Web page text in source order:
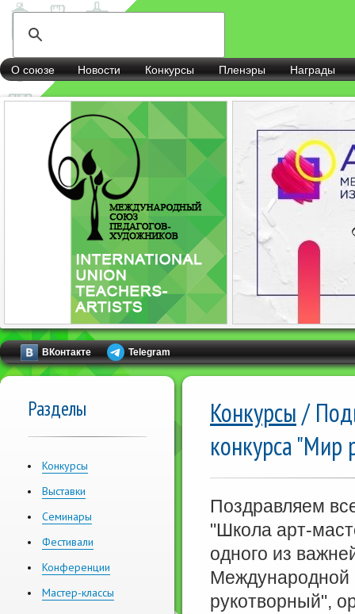
О союзе Новости Конкурсы Пленэры Награды
ВКонтакте Telegram
Разделы
Конкурсы
Выставки
Семинары
Фестивали
Конференции
Мастер-классы
Конкурсы/
конкурса "Мир
Поздравляем
"Школа арт-
одного из
Международной
рукотворный",